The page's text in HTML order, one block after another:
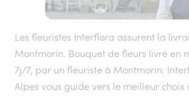
Les fleuristes Interflora assurent la
Montmorin. Bouquet de fleurs livré en
7j/7, par un fleuriste à Montmorin.
Alpes vous guide vers le meilleur